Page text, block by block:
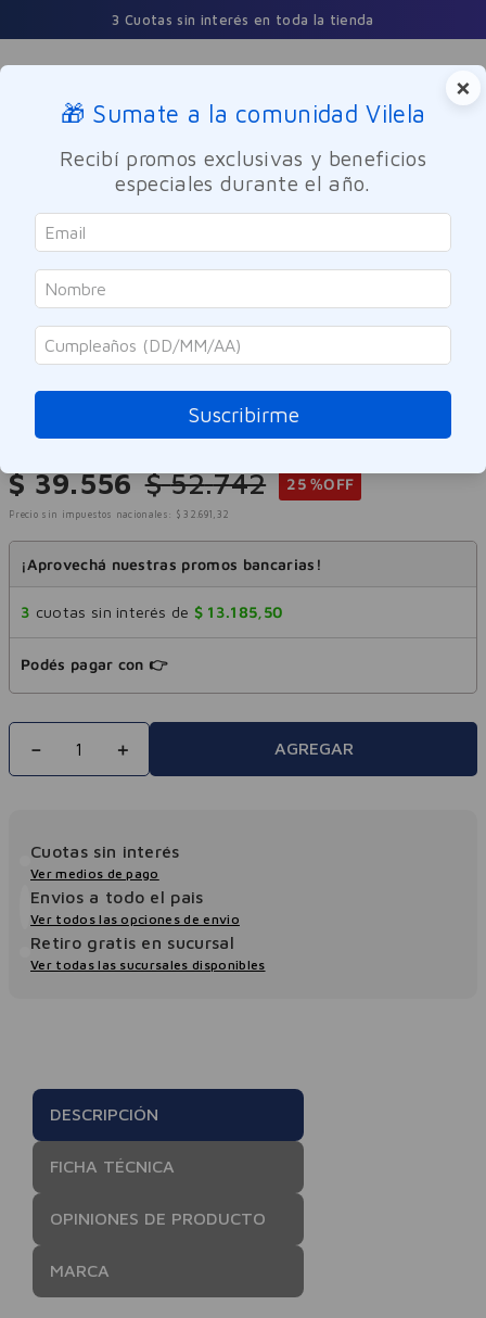
3 Cuotas sin interés en toda la tienda
Buscar
Electro Belleza
Silfab
Secador De Pelo Heat Expert
BY520S
Referencia:-310113
$ 39.556 $ 52.742 25 %OFF
Precio sin impuestos nacionales: $ 32 .691 , 32
¡Aprovechá nuestras promos bancarias!
3 cuotas sin interés de $ 13.185, 50
Podés pagar con 👉
＋
－ AGREGAR
Cuotas sin interés
Ver medios de pago
Envios a todo el pais
Ver todos las opciones de envio
Retiro gratis en sucursal
Ver todas las sucursales disponibles
DESCRIPCIÓN
FICHA TÉCNICA
OPINIONES DE PRODUCTO
MARCA
×
🎁 Sumate a la comunidad Vilela
Recibí promos exclusivas y beneficios
especiales durante el año.
Suscribirme